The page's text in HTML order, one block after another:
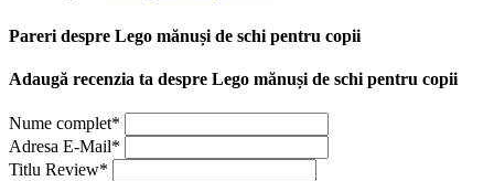
Pareri despre Lego mănuși de schi pentru copii
Adaugă recenzia ta despre Lego mănuși de schi pentru copii
Nume complet*
Adresa E-Mail*
Titlu Review*